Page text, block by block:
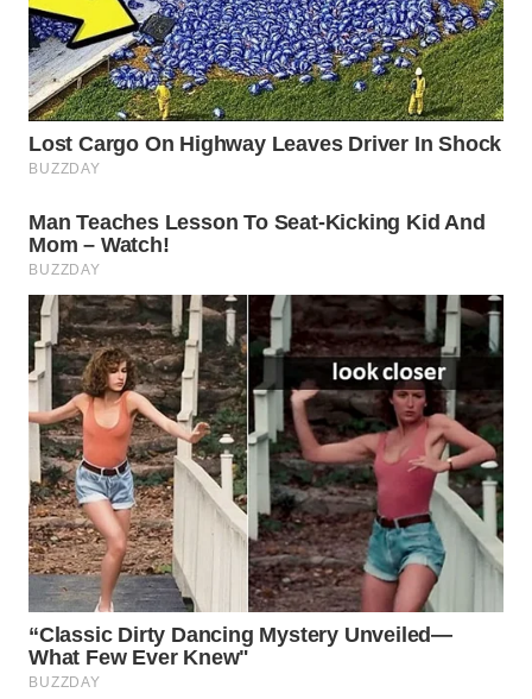
WAHANA
TANI
WAHANA
INFRASTRUKTUR
WAHANA
KONSUMEN
WAHANA
LISTRIK
WAHANA
TRAVEL
WAHANA
TV
WAHANANEWS
ID